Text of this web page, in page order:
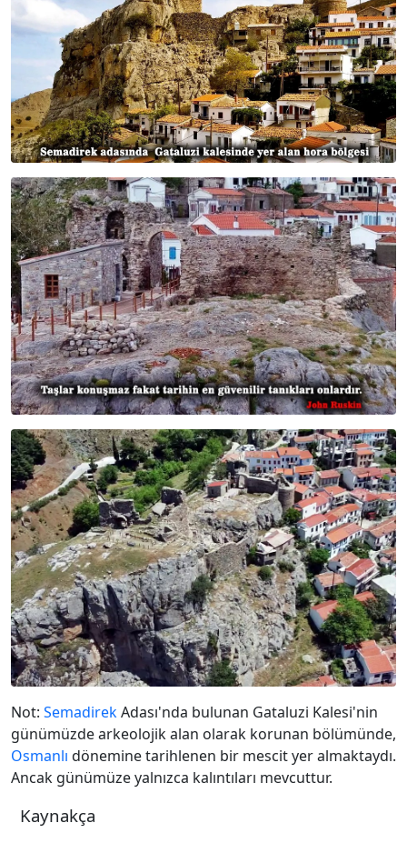
Not: SemadirekAdası'nda bulunan Gataluzi Kalesi'nin
günümüzde arkeolojik alan olarak korunan bölümünde,
Osmanlı dönemine tarihlenen bir mescit yer almaktaydı.
Ancak günümüze yalnızca kalıntıları mevcuttur.
Kaynakça